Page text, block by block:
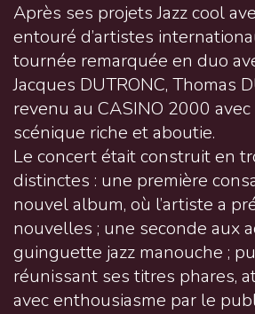
Après ses projets Jazz cool
entouré d’artistes
tournée remarquée en duo
Jacques DUTRONC, Thomas
revenu au CASINO 2000
scénique riche et aboutie.
Le concert était construit en
distinctes : une première
nouvel album, où l’artiste a
nouvelles ; une seconde aux
guinguette jazz manouche ;
réunissant ses titres phares,
avec enthousiasme par le